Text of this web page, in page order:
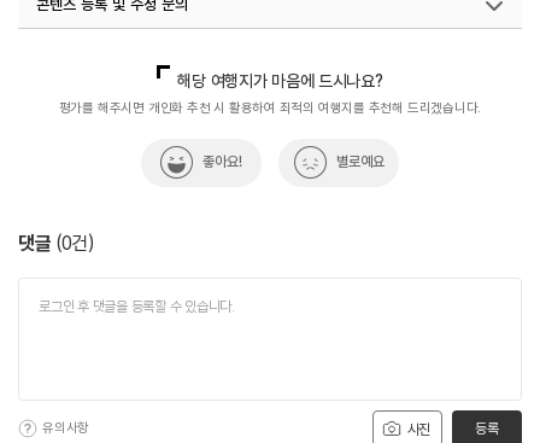
콘텐츠 등록 및 수정 문의
해당 여행지가 마음에 드시나요?
평가를 해주시면 개인화 추천 시 활용하여 최적의 여행지를 추천해 드리겠습니다.
좋아요! 별로예요
댓글 (0건)
사진
유의사항 등록